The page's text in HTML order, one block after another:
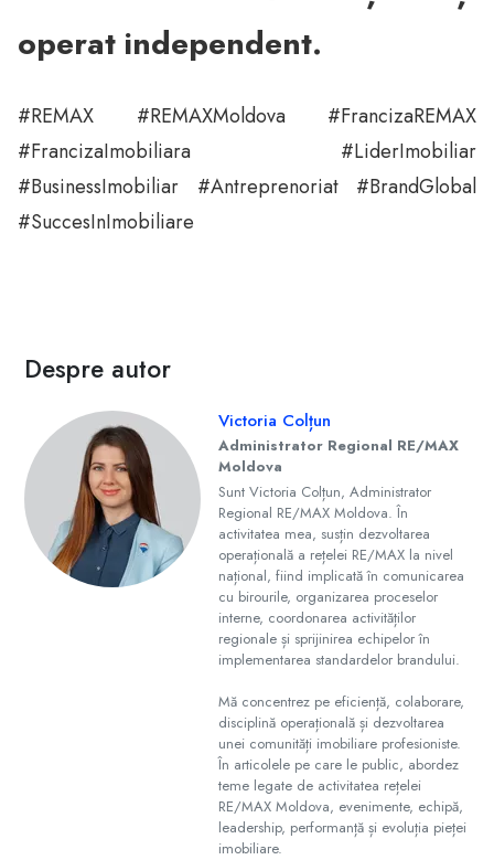
operat independent.
#REMAX #REMAXMoldova #FrancizaREMAX
#FrancizaImobiliara #LiderImobiliar
#BusinessImobiliar #Antreprenoriat #BrandGlobal
#SuccesInImobiliare
Despre autor
Victoria Colțun
Administrator Regional RE/MAX
Moldova
Sunt Victoria Colțun, Administrator
Regional RE/MAX Moldova. În
activitatea mea, susțin dezvoltarea
operațională a rețelei RE/MAX la nivel
național, fiind implicată în comunicarea
cu birourile, organizarea proceselor
interne, coordonarea activităților
regionale și sprijinirea echipelor în
implementarea standardelor brandului.
Mă concentrez pe eficiență, colaborare,
disciplină operațională și dezvoltarea
unei comunități imobiliare profesioniste.
În articolele pe care le public, abordez
teme legate de activitatea rețelei
RE/MAX Moldova, evenimente, echipă,
leadership, performanță și evoluția pieței
imobiliare.